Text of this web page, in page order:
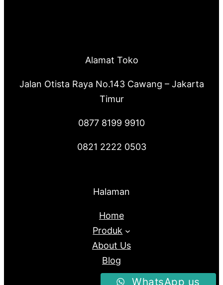
Alamat Toko
Jalan Otista Raya No.143 Cawang – Jakarta
Timur
0877 8199 9910
0821 2222 0503
Halaman
Home
Produk
About Us
Blog
WhatsApp us